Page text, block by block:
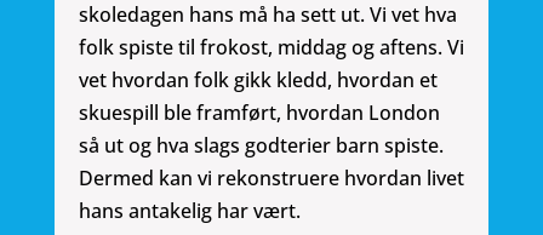
skoledagen hans må ha sett ut. Vi vet hva
folk spiste til frokost, middag og aftens. Vi
vet hvordan folk gikk kledd, hvordan et
skuespill ble framført, hvordan London
så ut og hva slags godterier barn spiste.
Dermed kan vi rekonstruere hvordan livet
hans antakelig har vært.